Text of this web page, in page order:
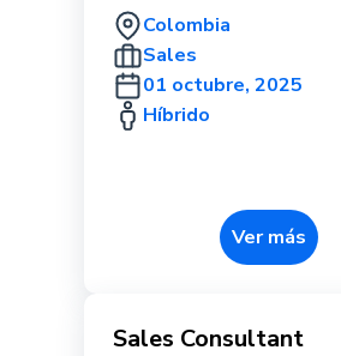
Colombia
Sales
01 octubre, 2025
Híbrido
Ver más
Sales Consultant